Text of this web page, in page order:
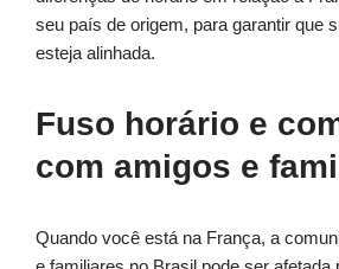
seu país de origem, para garantir que
esteja alinhada.
Fuso horário e
com amigos e
Quando você está na França, a